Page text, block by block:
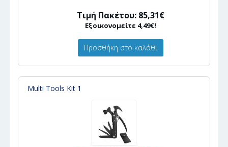
Τιμή Πακέτου: 85,31€
Εξοικονομείτε 4,49€!
Προσθήκη στο καλάθι
Multi Tools Kit 1